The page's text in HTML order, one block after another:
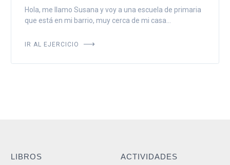
Hola, me llamo Susana y voy a una escuela de primaria
que está en mi barrio, muy cerca de mi casa...
IR AL EJERCICIO
LIBROS ACTIVIDADES